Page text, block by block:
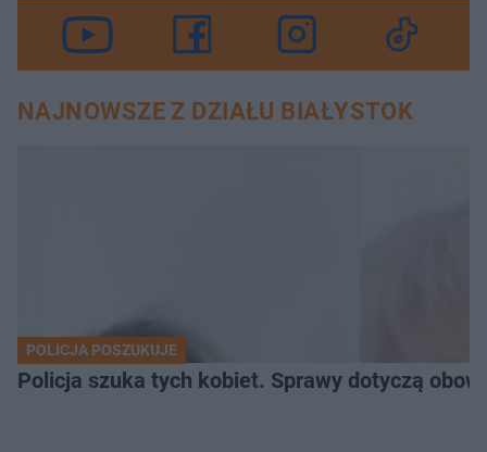
NAJNOWSZE Z DZIAŁU BIAŁYSTOK
POLICJA POSZUKUJE
Policja szuka tych kobiet. Sprawy dotyczą